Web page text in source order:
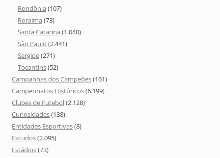
Rondônia (107)
Roraima (73)
Santa Catarina (1.040)
São Paulo (2.441)
Sergipe(271)
Tocantins(52)
Campanhas dos Campeões(161)
Campeonatos Históricos(6.199)
Clubes de Futebol(2.128)
Curiosidades(138)
Entidades Esportivas(8)
Escudos(2.095)
Estádios(73)